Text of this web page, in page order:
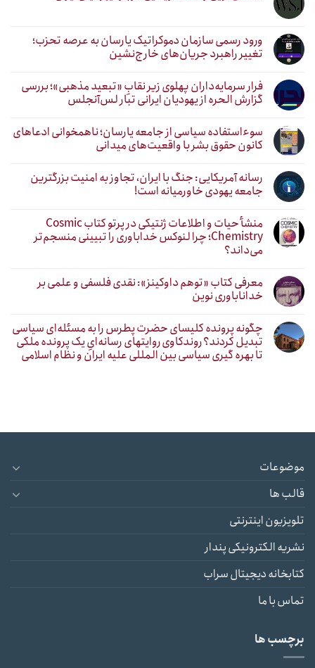
ورود رسمی سازمان دموکراتیک یارسان به عرصه تحزب؛
تغییر راهبرد جریان‌های خارج‌نشین
فرار سرمایه‌داران پهلوی زیر نقابِ «تبعید مذهبی»؛ بررسی
گزارش الحره از یهودیان ایرانی تبار لس‌آنجلس
سوءاستفاده سیاسی از جامعه یارسان؛ ناهمخوانی ادعاهای
کانون حقوق بشر با واقعیت‌های میدانی
رسانه آمریکایی: جنگ با ایران، تجاوز به امنیت بزرگترین
جامعه یهودی خاورمیانه است!
منشأ حیات و اطلاعات ژنتیکی در پرتو کتاب Cosmic
Chemistry؛ چرا لنوکس خداباوری را تبیینی منسجم‌تر
می‌داند؟
معرفی کتاب «توهم داوکینز»: نقدی فلسفی و علمی بر
خداناباوری نوین
چگونه پرونده کلیسای حضرت پطرس را به مسئله‌ای سیاسی
تبدیل کردند؟ روندکاوی روایتهای رسانه‌ایِ یک پرونده ملکی
تا بهره گیری سیاسی بین المللی علیه ایران و نظام اسلامی
موضوعات
قالب ها
تلویزیون اینترنتی
نشریه الکترونیکی پندار
کتابخانه دیجیتال سراب
تماس با ما
برچسب ها